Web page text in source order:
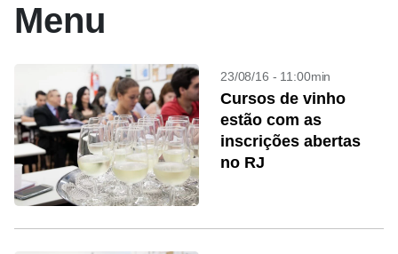
Menu
23/08/16 - 11:00min
Cursos de vinho
estão com as
inscrições abertas
no RJ